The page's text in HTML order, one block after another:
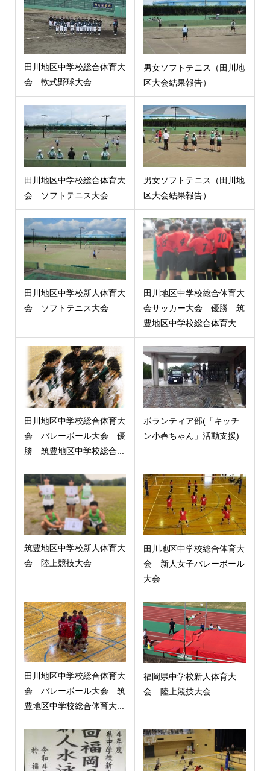
田川地区中学校総合体育大
会 軟式野球大会
男女ソフトテニス（田川地
区大会結果報告）
田川地区中学校総合体育大
会 ソフトテニス大会
男女ソフトテニス（田川地
区大会結果報告）
田川地区中学校新人体育大
会 ソフトテニス大会
田川地区中学校総合体育大
会サッカー大会 優勝 筑
豊地区中学校総合体育大...
田川地区中学校総合体育大
会 バレーボール大会 優
勝 筑豊地区中学校総合...
ボランティア部(「キッチ
ン小春ちゃん」活動支援)
筑豊地区中学校新人体育大
会 陸上競技大会
田川地区中学校総合体育大
会 新人女子バレーボール
大会
田川地区中学校総合体育大
会 バレーボール大会 筑
豊地区中学校総合体育大...
福岡県中学校新人体育大
会 陸上競技大会